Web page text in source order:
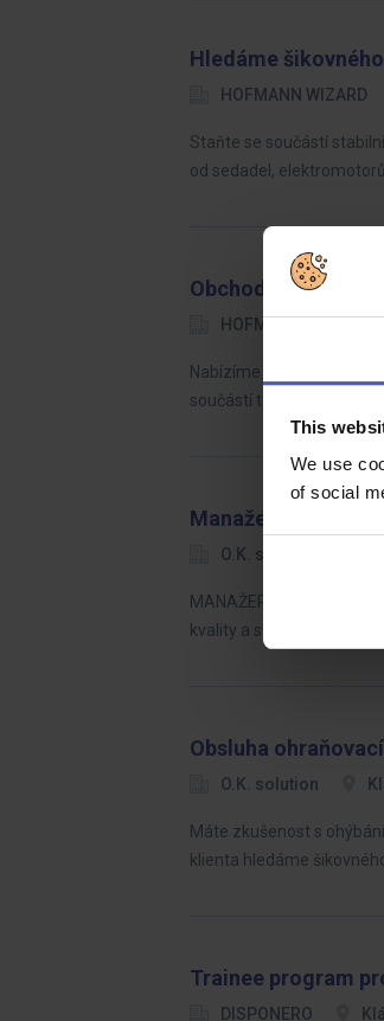
This
We use
of social
Hledáme
HOFMANN WIZARD
Staňte se součástí
od sedadel,
Obchodní zástupce
HOFMANN WIZARD
Nabízíme příležitost
součástí tradičního
Manažer/ka kvality
O.K. solution
MANAŽER/KA KVALITY
kvality a stát se
Obsluha
O.K. solution
Máte zkušenost s
klienta hledáme
Trainee program
DISPONERO